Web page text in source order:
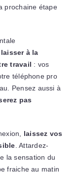
prochaine étape
laisser à la
travail : vos
téléphone pro
Pensez aussi à
pas
laissez vos
. Attardez-
la sensation du
fraiche au matin